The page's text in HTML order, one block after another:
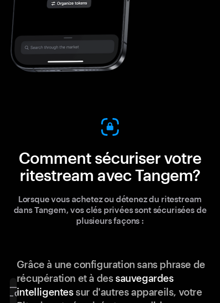
Comment sécuriser votre
ritestream avec Tangem?
Lorsque vous achetez ou détenez du ritestream
dans Tangem, vos clés privées sont sécurisées de
plusieurs façons :
Grâce à une configuration sans phrase de
récupération et à dessauvegardes
intelligentessur d'autres appareils, votre